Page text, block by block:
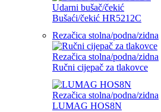
Udarni bušač/čekić
Bušaći/čekić HR5212C
Rezačica stolna/podna/zidna
Rezačica stolna/podna/zidna
Ručni cijepač za tlakovce
Rezačica stolna/podna/zidna
LUMAG HOS8N